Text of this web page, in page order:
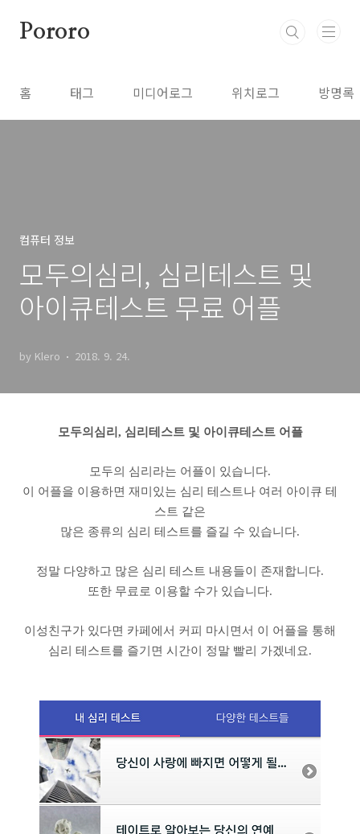
Pororo
홈 태그 미디어로그 위치로그 방명록
컴퓨터 정보
모두의심리, 심리테스트 및
아이큐테스트 무료 어플
by Klero 2018. 9. 24.
모두의심리, 심리테스트 및 아이큐테스트 어플
모두의 심리라는 어플이 있습니다.
이 어플을 이용하면 재미있는 심리 테스트나 여러 아이큐 테
스트 같은
많은 종류의 심리 테스트를 즐길 수 있습니다.
정말 다양하고 많은 심리 테스트 내용들이 존재합니다.
또한 무료로 이용할 수가 있습니다.
이성친구가 있다면 카페에서 커피 마시면서 이 어플을 통해
심리 테스트를 즐기면 시간이 정말 빨리 가겠네요.